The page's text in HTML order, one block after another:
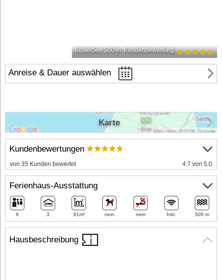
Küste/See 500 m Kundenbewertung
Anreise & Dauer auswählen
Hausbeschreibung
Kundenbewertungen
von 35 Kunden bewertet 4.7 von 5.0
Ferienhaus-Ausstattung
6 3 91m² nein nein Inkl. 500 m
Karte